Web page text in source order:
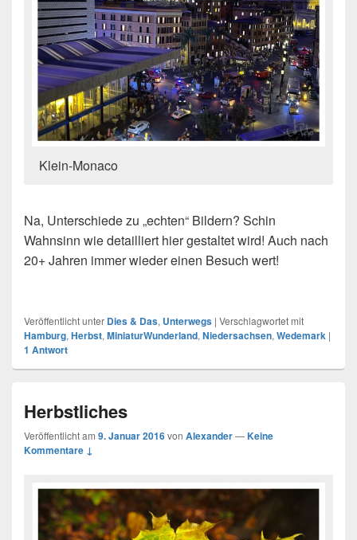
Klein-Monaco
Na, Unterschiede zu „echten“ Bildern? Schin
Wahnsinn wie detailliert hier gestaltet wird! Auch nach
20+ Jahren immer wieder einen Besuch wert!
Veröffentlicht unter Dies & Das, Unterwegs | Verschlagwortet mit
Hamburg, Herbst, MiniaturWunderland, Niedersachsen, Wedemark |
1 Antwort
Herbstliches
Veröffentlicht am 9. Januar 2016von Alexander—Keine
Kommentare ↓